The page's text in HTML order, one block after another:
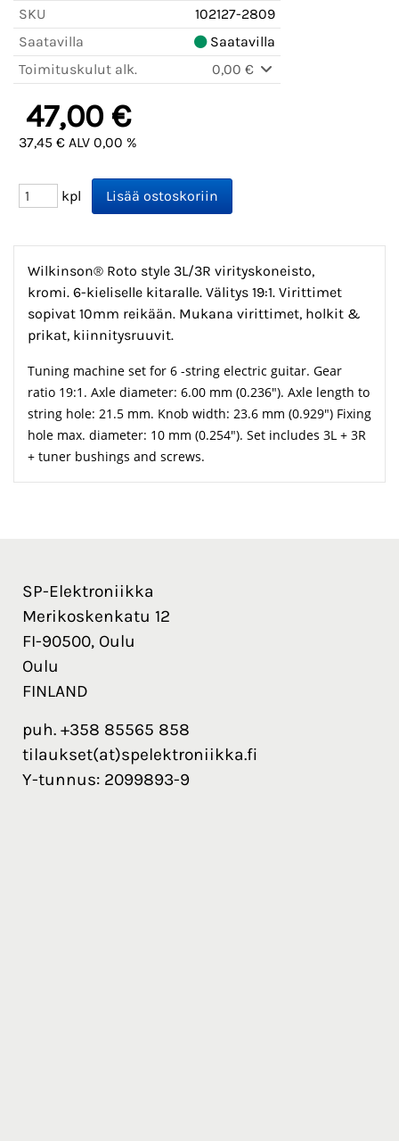
SKU
102127-2809
Saatavilla
Saatavilla
Toimituskulut alk.
0,00 €
47,00 €
37,45 € ALV 0,00 %
kpl
Wilkinson® Roto style 3L/3R virityskoneisto,
kromi. 6-kieliselle kitaralle. Välitys 19:1. Virittimet
sopivat 10mm reikään. Mukana virittimet, holkit &
prikat, kiinnitysruuvit.
Tuning machine set for 6 -string electric guitar. Gear
ratio 19:1. Axle diameter: 6.00 mm (0.236"). Axle length to
string hole: 21.5 mm. Knob width: 23.6 mm (0.929") Fixing
hole max. diameter: 10 mm (0.254"). Set includes 3L + 3R
+ tuner bushings and screws.
SP-Elektroniikka
Merikoskenkatu 12
FI-90500, Oulu
Oulu
FINLAND
puh. +358 85565 858
tilaukset(at)spelektroniikka.fi
Y-tunnus: 2099893-9